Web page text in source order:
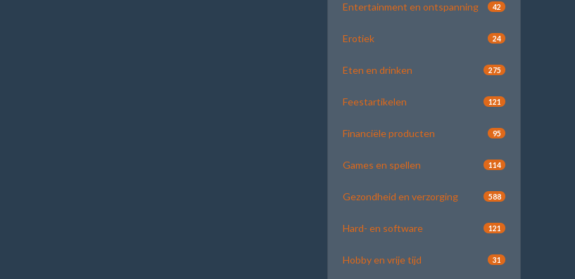
Entertainment en ontspanning 42
Erotiek 24
Eten en drinken 275
Feestartikelen 121
Financiële producten 95
Games en spellen 114
Gezondheid en verzorging 588
Hard- en software 121
Hobby en vrije tijd 31